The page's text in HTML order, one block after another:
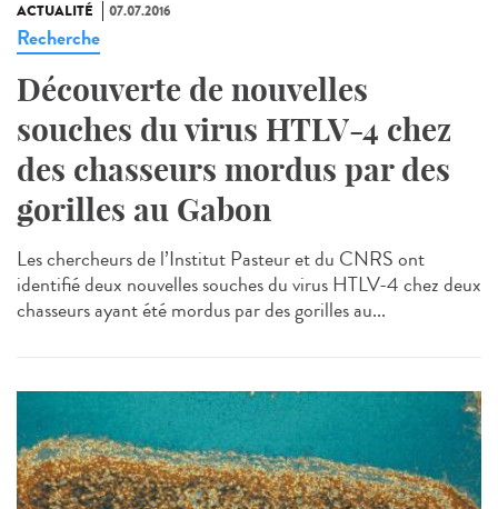
ACTUALITÉ 07.07.2016
Recherche
Découverte de nouvelles
souches du virus HTLV-4 chez
des chasseurs mordus par des
gorilles au Gabon
Les chercheurs de l’Institut Pasteur et du CNRS ont
identifié deux nouvelles souches du virus HTLV-4 chez deux
chasseurs ayant été mordus par des gorilles au...